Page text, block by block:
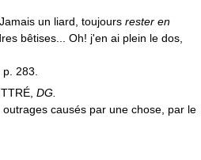
un liard, toujours rester en
bêtises... Oh! j'en ai plein le dos,
283.
DG.
outrages causés par une chose, par le